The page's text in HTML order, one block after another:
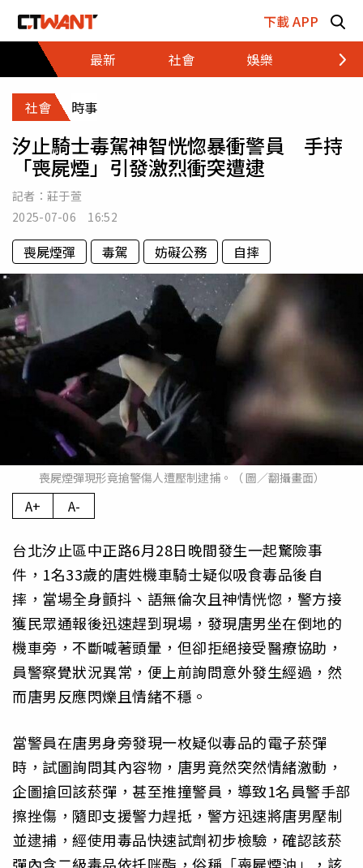
下載 APP
最新
社會 娛樂 財經
社會 時事
汐止騎士毒駕神智恍惚暴衝警員 手持
「喪屍煙」引發激烈衝突遭逮
記者： 莊于萱
2025-07-06 16:52
喪屍煙彈 毒駕 妨礙公務 自摔
喪屍煙彈現形竟搶警傷人遭壓制逮捕。（ 圖／翻攝畫面）
A+ A-
台北汐止區中正路6月28日晚間發生一起驚險事
件，1名33歲的唐姓機車騎士疑似吸食毒品後自
摔，當場全身顫抖、語無倫次且神情恍惚，警方接
獲民眾通報後迅速趕到現場，發現唐男坐在倒地的
機車旁，不斷喊著頭暈，但卻拒絕接受醫療協助，
員警察覺狀況異常，便上前詢問意外發生經過，然
而唐男反應閃爍且情緒不穩。
當警員在唐男身旁發現一枚疑似毒品的電子菸彈
時，試圖詢問其內容物，唐男竟然突然情緒激動，
企圖搶回該菸彈，甚至推撞警員，導致1名員警手部
擦挫傷，隨即支援警力趕抵，警方迅速將唐男壓制
並逮捕，經使用毒品快速試劑初步檢驗，確認該菸
彈內含二級毒品依托咪酯，俗稱「喪屍煙油」，該